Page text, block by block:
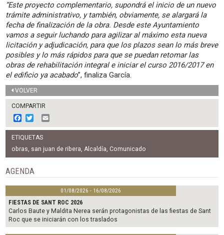
“Este proyecto complementario, supondrá el inicio de un nuevo
trámite administrativo, y también, obviamente, se alargará la
fecha de finalización de la obra. Desde este Ayuntamiento
vamos a seguir luchando para agilizar al máximo esta nueva
licitación y adjudicación, para que los plazos sean lo más breve
posibles y lo más rápidos para que se puedan retomar las
obras de rehabilitación integral e iniciar el curso 2016/2017 en
el edificio ya acabado”, finaliza García.
VOLVER
COMPARTIR
F
a
c
e
b
o
o
k
w
i
t
t
e
m
l
ETIQUETAS
obras, san juan de ribera,Alcaldía, Comunicado
AGENDA
01/08/2026 - 16/08/2026
FIESTAS DE SANT ROC 2026
Carlos Baute y Maldita Nerea serán protagonistas de las fiestas de Sant
Roc que se iniciarán con los traslados